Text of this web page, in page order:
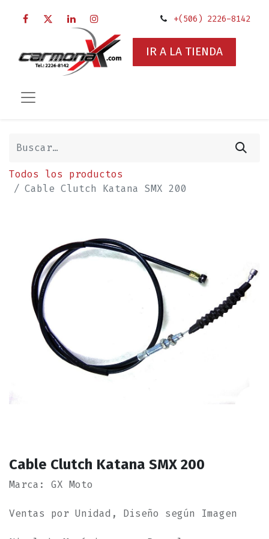
+(506) 2226-8142
IR A LA TIENDA
Todos los productos
Cable Clutch Katana SMX 200
Cable Clutch Katana SMX 200
Marca: GX Moto
Ventas por Unidad, Diseño según Imagen